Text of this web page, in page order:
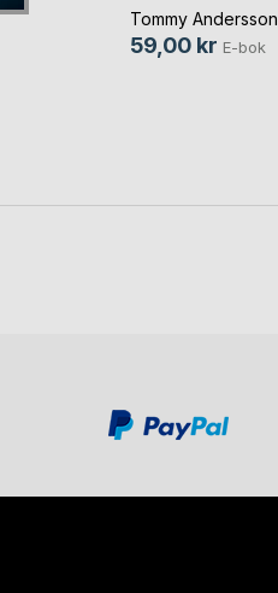
Tommy Andersson
59,00 kr E-bok